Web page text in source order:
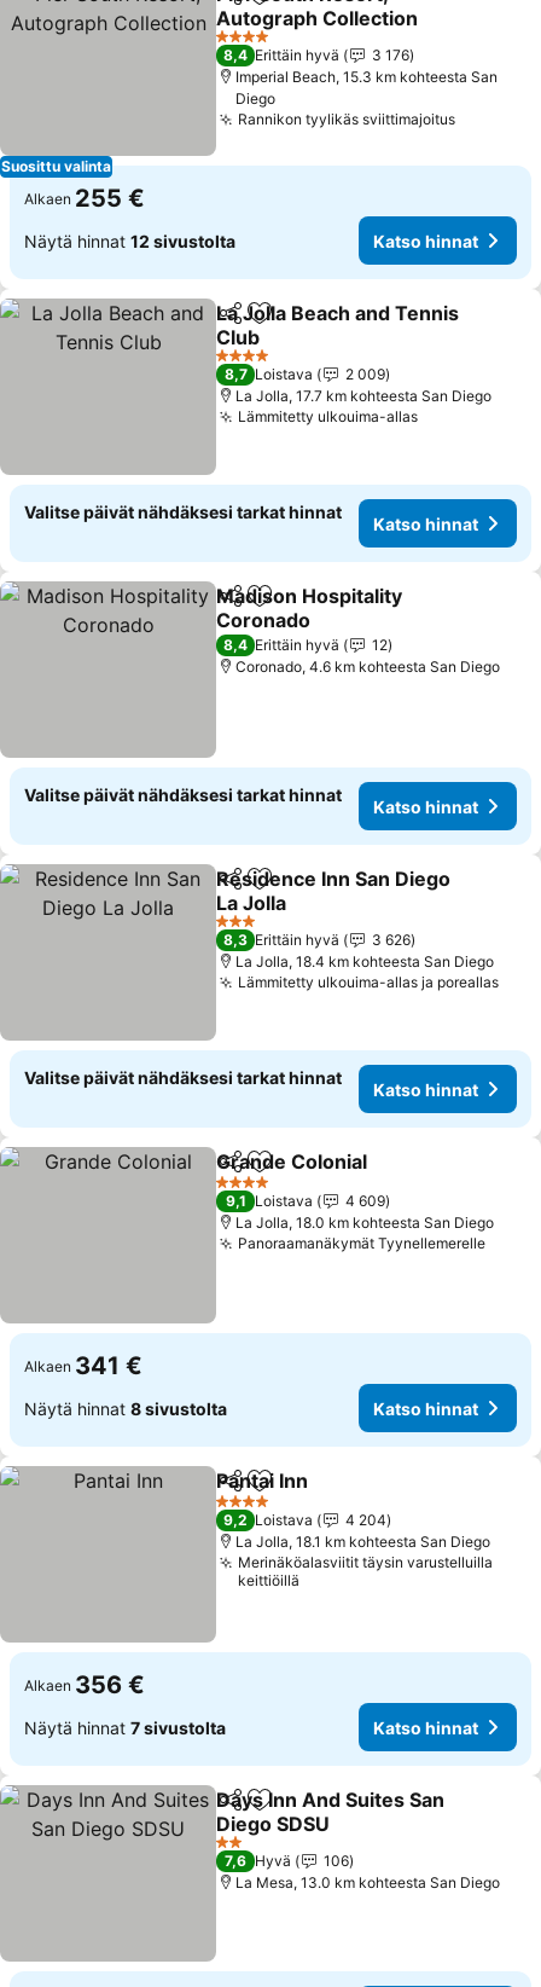
Suosittu valinta
Jaa Lisää suosikkeihin
Autograph Collection
4 Tähtiluokitus
8,4 Erittäin hyvä
3 176
Imperial Beach, 15.3 km kohteesta San
Diego
Rannikon tyylikäs sviittimajoitus
Alkaen 255 €
Näytä hinnat 12 sivustolta Katso hinnat
Jaa Lisää suosikkeihin
La Jolla Beach and Tennis
Club
4 Tähtiluokitus
8,7 Loistava
2 009
La Jolla, 17.7 km kohteesta San Diego
Lämmitetty ulkouima-allas
Valitse päivät nähdäksesi tarkat hinnat
Katso hinnat
Jaa Lisää suosikkeihin
Madison Hospitality
Coronado
8,4 Erittäin hyvä
12
Coronado, 4.6 km kohteesta San Diego
Valitse päivät nähdäksesi tarkat hinnat
Katso hinnat
Jaa Lisää suosikkeihin
Residence Inn San Diego
La Jolla
3 Tähtiluokitus
8,3 Erittäin hyvä
3 626
La Jolla, 18.4 km kohteesta San Diego
Lämmitetty ulkouima-allas ja poreallas
Valitse päivät nähdäksesi tarkat hinnat
Katso hinnat
Jaa Lisää suosikkeihin
Grande Colonial
4 Tähtiluokitus
9,1 Loistava
4 609
La Jolla, 18.0 km kohteesta San Diego
Panoraamanäkymät Tyynellemerelle
Alkaen 341 €
Näytä hinnat 8 sivustolta Katso hinnat
Jaa Lisää suosikkeihin
Pantai Inn
4 Tähtiluokitus
9,2 Loistava
4 204
La Jolla, 18.1 km kohteesta San Diego
Merinäköalasviitit täysin varustelluilla
keittiöillä
Alkaen 356 €
Näytä hinnat 7 sivustolta Katso hinnat
Jaa Lisää suosikkeihin
Days Inn And Suites San
Diego SDSU
2 Tähtiluokitus
7,6 Hyvä
106
La Mesa, 13.0 km kohteesta San Diego